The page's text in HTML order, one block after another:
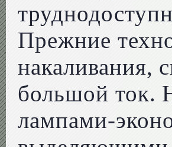
Прежние
накаливания,
большой ток.
лампами-